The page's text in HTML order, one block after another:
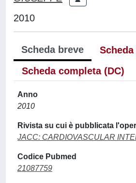
2010
Scheda breve
Scheda completa (DC)
Anno
2010
Rivista su cui è pubblicata
JACC: CARDIOVASCULAR
Codice Pubmed
21087759